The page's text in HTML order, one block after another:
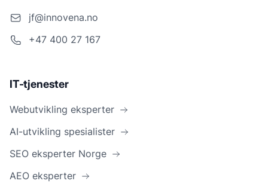
jf@innovena.no
+47 400 27 167
IT-tjenester
Webutvikling eksperter
AI-utvikling spesialister
SEO eksperter Norge
AEO eksperter